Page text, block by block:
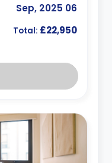
06 Sep, 2025
Total: £22,950